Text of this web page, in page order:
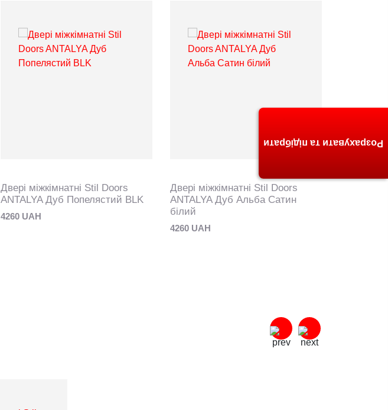
Двері міжкімнатні Stil Doors
ANTALYA Дуб Попелястий BLK
4260 UAH
Двері міжкімнатні Stil Doors
ANTALYA Дуб Альба Сатин
білий
4260 UAH
Розрахувати та підібрати